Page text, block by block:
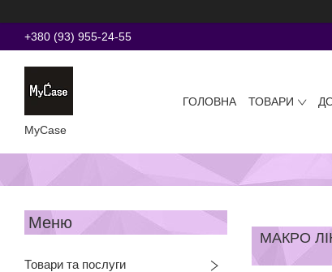
+380 (93) 955-24-55
MyCase
ГОЛОВНА ТОВАРИ
Товари та послуги
МАКРО